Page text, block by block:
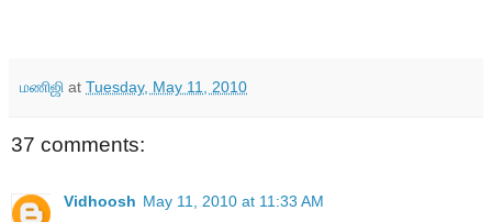
மணிஜி at Tuesday, May 11, 2010
37 comments:
Vidhoosh May 11, 2010 at 11:33 AM